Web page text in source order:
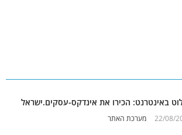
באינטרנט: הכירו את אינדקס-עסקים.ישראל
22/08/ מערכת האתר